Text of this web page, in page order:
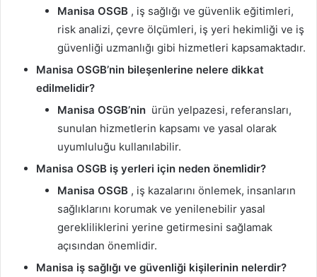
Manisa OSGB , iş sağlığı ve güvenlik eğitimleri,
risk analizi, çevre ölçümleri, iş yeri hekimliği ve iş
güvenliği uzmanlığı gibi hizmetleri kapsamaktadır.
Manisa OSGB’nin bileşenlerine nelere dikkat
edilmelidir?
Manisa OSGB’nin ürün yelpazesi, referansları,
sunulan hizmetlerin kapsamı ve yasal olarak
uyumluluğu kullanılabilir.
Manisa OSGB iş yerleri için neden önemlidir?
Manisa OSGB , iş kazalarını önlemek, insanların
sağlıklarını korumak ve yenilenebilir yasal
gerekliliklerini yerine getirmesini sağlamak
açısından önemlidir.
Manisa iş sağlığı ve güvenliği kişilerinin nelerdir?